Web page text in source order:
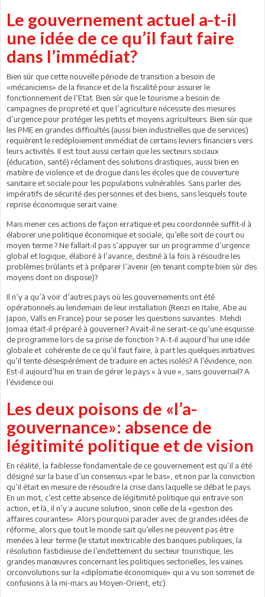
Le gouvernement actuel a-t-il
une idée de ce qu’il faut faire
dans l’immédiat?
Bien sûr que cette nouvelle période de transition a besoin de
«mécaniciens» de la finance et de la fiscalité pour assurer le
fonctionnement de l’Etat. Bien sûr que le tourisme a besoin de
campagnes de propreté et que l’agriculture nécessite des mesures
d’urgence pour protéger les petits et moyens agriculteurs. Bien sûr que
les PME en grandes difficultés (aussi bien industrielles que de services)
requièrent le redéploiement immédiat de certains leviers financiers vers
leurs activités. Il est tout aussi certain que les secteurs sociaux
(éducation, santé) réclament des solutions drastiques, aussi bien en
matière de violence et de drogue dans les écoles que de couverture
sanitaire et sociale pour les populations vulnérables. Sans parler des
impératifs de sécurité des personnes et des biens, sans lesquels toute
reprise économique serait vaine.
Mais mener ces actions de façon erratique et peu coordonnée suffit-il à
élaborer une politique économique et sociale, qu’elle soit de court ou
moyen terme ? Ne fallait-il pas s’appuyer sur un programme d’urgence
global et logique, élaboré à l’avance, destiné à la fois à résoudre les
problèmes brûlants et à préparer l’avenir (en tenant compte bien sûr des
moyens dont on dispose)?
Il n’y a qu’à voir d’autres pays où les gouvernements ont été
opérationnels au lendemain de leur installation (Renzi en Italie, Abe au
Japon, Valls en France) pour se poser les questions suivantes : Mehdi
Jomaa était-il préparé à gouverner? Avait-il ne serait-ce qu’une esquisse
de programme lors de sa prise de fonction ? A-t-il aujourd’hui une idée
globale et cohérente de ce qu’il faut faire, à part les quelques initiatives
qu’il tente désespérément de traduire en actes isolés? A l’évidence, non.
Est-il aujourd’hui en train de gérer le pays « à vue », sans gouvernail? A
l’évidence oui.
Les deux poisons de «l’a-
gouvernance»: absence de
légitimité politique et de vision
En réalité, la faiblesse fondamentale de ce gouvernement est qu’il a été
désigné sur la base d’un consensus «par le bas», et non par la conviction
qu’il était en mesure de résoudre la crise dans laquelle se débat le pays.
En un mot, c’est cette absence de légitimité politique qui entrave son
action, et là, il n’y a aucune solution, sinon celle de la «gestion des
affaires courantes». Alors pourquoi parader avec de grandes idées de
réforme, alors que tout le monde sait qu’elles ne peuvent pas être
menées à leur terme (le statut inextricable des banques publiques, la
résolution fastidieuse de l’endettement du secteur touristique, les
grandes manœuvres concernant les politiques sectorielles, les vaines
circonvolutions sur la «diplomatie économique» qui a vu son sommet de
confusions à la mi-mars au Moyen-Orient, etc).